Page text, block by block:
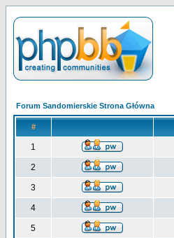
Forum Sandomierskie Strona Główna
#
1
2
3
4
5